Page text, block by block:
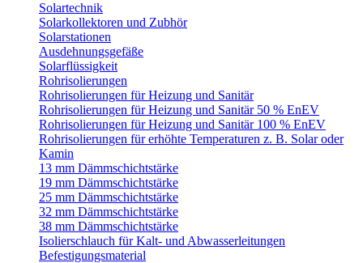
Solartechnik
Solarkollektoren und Zubhör
Solarstationen
Ausdehnungsgefäße
Solarflüssigkeit
Rohrisolierungen
Rohrisolierungen für Heizung und Sanitär
Rohrisolierungen für Heizung und Sanitär 50 % EnEV
Rohrisolierungen für Heizung und Sanitär 100 % EnEV
Rohrisolierungen für erhöhte Temperaturen z. B. Solar oder
Kamin
13 mm Dämmschichtstärke
19 mm Dämmschichtstärke
25 mm Dämmschichtstärke
32 mm Dämmschichtstärke
38 mm Dämmschichtstärke
Isolierschlauch für Kalt- und Abwasserleitungen
Befestigungsmaterial